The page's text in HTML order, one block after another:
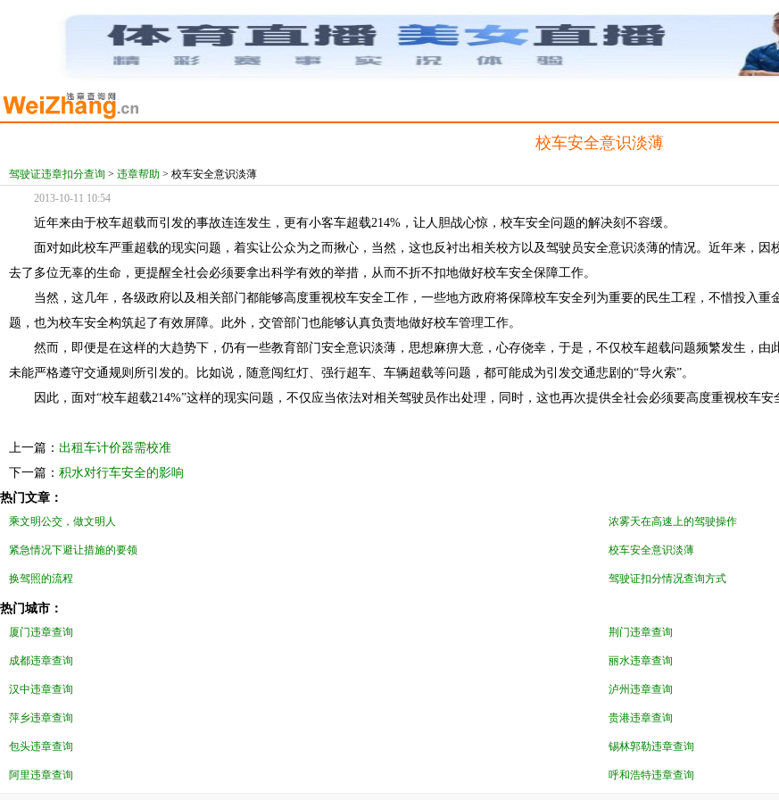
校车安全意识淡薄
驾驶证违章扣分查询 > 违章帮助 > 校车安全意识淡薄
2013-10-11 10:54
近年来由于校车超载而引发的事故连连发生，更有小客车超载214%，让人胆战心惊，校车安全问题的解决刻不容缓。
面对如此校车严重超载的现实问题，着实让公众为之而揪心，当然，这也反衬出相关校方以及驾驶员安全意识淡薄的情况。近年来，
去了多位无辜的生命，更提醒全社会必须要拿出科学有效的举措，从而不折不扣地做好校车安全保障工作。
当然，这几年，各级政府以及相关部门都能够高度重视校车安全工作，一些地方政府将保障校车安全列为重要的民生工程，不惜投入
题，也为校车安全构筑起了有效屏障。此外，交管部门也能够认真负责地做好校车管理工作。
然而，即便是在这样的大趋势下，仍有一些教育部门安全意识淡薄，思想麻痹大意，心存侥幸，于是，不仅校车超载问题频繁发生，
未能严格遵守交通规则所引发的。比如说，随意闯红灯、强行超车、车辆超载等问题，都可能成为引发交通悲剧的“导火索”。
因此，面对“校车超载214%”这样的现实问题，不仅应当依法对相关驾驶员作出处理，同时，这也再次提供全社会必须要高度重视校车
上一篇： 出租车计价器需校准
下一篇： 积水对行车安全的影响
热门文章：
乘文明公交，做文明人 浓雾天在高速上的驾驶操作
紧急情况下避让措施的要领 校车安全意识淡薄
换驾照的流程 驾驶证扣分情况查询方式
热门城市：
厦门违章查询 荆门违章查询
成都违章查询 丽水违章查询
汉中违章查询 泸州违章查询
萍乡违章查询 贵港违章查询
包头违章查询 锡林郭勒违章查询
阿里违章查询 呼和浩特违章查询